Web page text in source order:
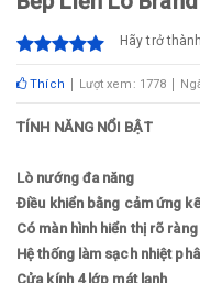
Hãy trở
Thích Lượt xem: 1778
TÍNH NĂNG NỔI BẬT
Lò nướng đa năng
Điều khiển bằng cảm ứng
Có màn hình hiển thị rõ ràng
Hệ thống làm sạch nhiệt
Cửa kính 4 lớp mát lạnh